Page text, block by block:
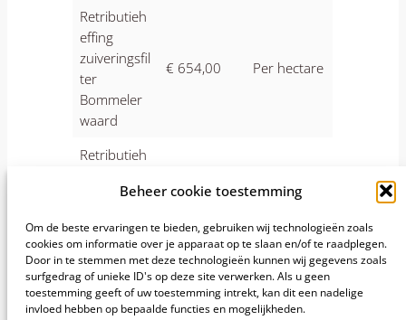
Beheer cookie toestemming
Om de beste ervaringen te bieden, gebruiken wij technologieën zoals
cookies om informatie over je apparaat op te slaan en/of te raadplegen.
Door in te stemmen met deze technologieën kunnen wij gegevens zoals
surfgedrag of unieke ID's op deze site verwerken. Als u geen
toestemming geeft of uw toestemming intrekt, kan dit een nadelige
invloed hebben op bepaalde functies en mogelijkheden.
Retributieh
effing
zuiveringsfil
ter
Bommeler
waard
€ 654,00 Per hectare
Retributieh
zuiveringsfil
Bommeler
waard
Per kubieke
afvalwater